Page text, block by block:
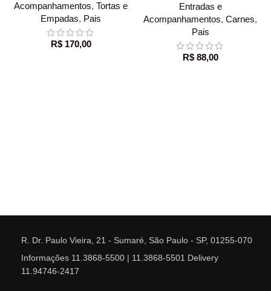
Acompanhamentos, Tortas e
Empadas, Pais
R$170,00
Entradas e
Acompanhamentos, Carnes,
Pais
R$88,00
R. Dr. Paulo Vieira, 21 - Sumaré, São Paulo - SP, 01255-070
Informações 11.3868-5500 | 11.3868-5501 Delivery
11.94746-2417